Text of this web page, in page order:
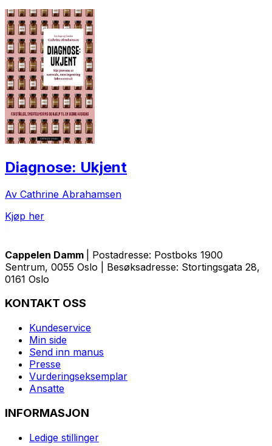
Diagnose: Ukjent
Av Cathrine Abrahamsen
Kjøp her
Cappelen Damm
| Postadresse: Postboks 1900
Sentrum, 0055 Oslo | Besøksadresse: Stortingsgata 28,
0161 Oslo
KONTAKT OSS
Kundeservice
Min side
Send inn manus
Presse
Vurderingseksemplar
Ansatte
INFORMASJON
Ledige stillinger